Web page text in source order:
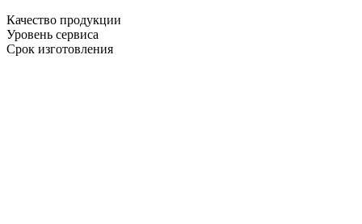
Качество продукции
Уровень сервиса
Срок изготовления